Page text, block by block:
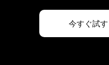
今すぐ試す